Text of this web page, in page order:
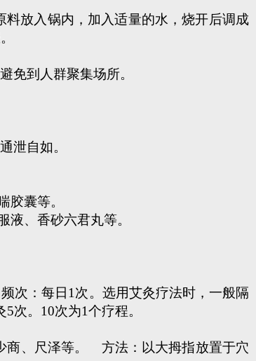
放入锅内，加入适量的水，烧开后调成
到人群聚集场所。
泄自如。
囊等。
、香砂六君丸等。
次：每日1次。选用艾灸疗法时，一般隔
次。10次为1个疗程。
商、尺泽等。 方法：以大拇指放置于穴